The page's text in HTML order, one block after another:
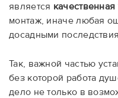
является качественная
монтаж, иначе любая
досадными
Так, важной частью
без которой работа
дело не только в